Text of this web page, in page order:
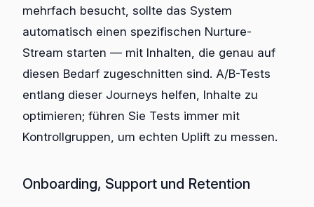
mehrfach besucht, sollte das System
automatisch einen spezifischen Nurture-
Stream starten — mit Inhalten, die genau auf
diesen Bedarf zugeschnitten sind. A/B-Tests
entlang dieser Journeys helfen, Inhalte zu
optimieren; führen Sie Tests immer mit
Kontrollgruppen, um echten Uplift zu messen.
Onboarding, Support und Retention